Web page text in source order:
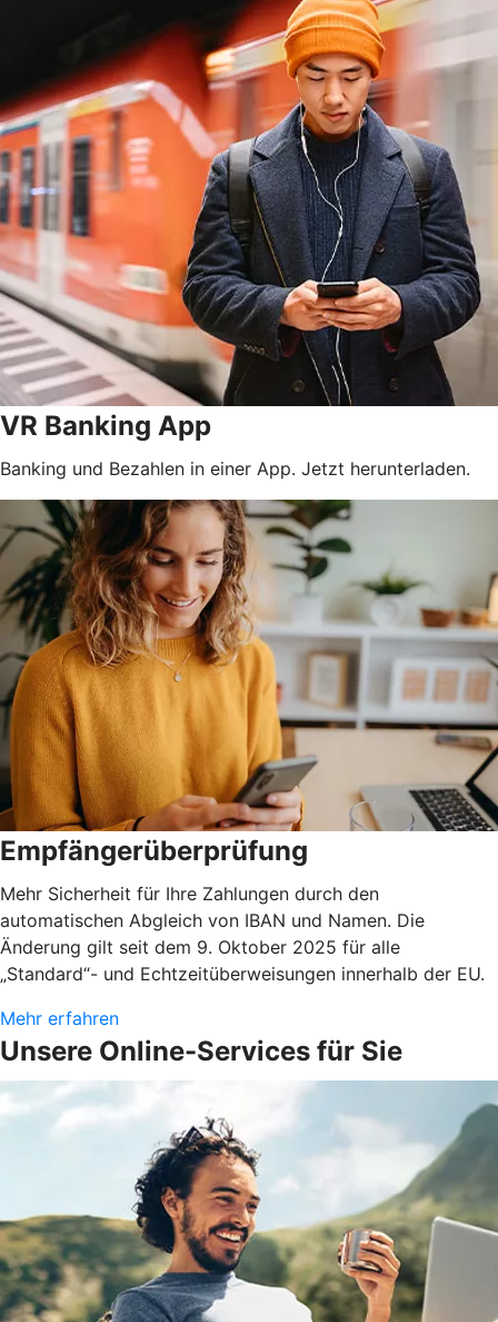
VR Banking App
Banking und Bezahlen in einer App. Jetzt herunterladen.
Empfängerüberprüfung
Mehr Sicherheit für Ihre Zahlungen durch den
automatischen Abgleich von IBAN und Namen. Die
Änderung gilt seit dem 9. Oktober 2025 für alle
„Standard“- und Echtzeitüberweisungen innerhalb der EU.
Mehr erfahren
Unsere Online-Services für Sie